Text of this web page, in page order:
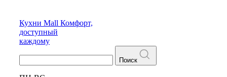
Кухни Mall Комфорт,
доступный
каждому
Поиск